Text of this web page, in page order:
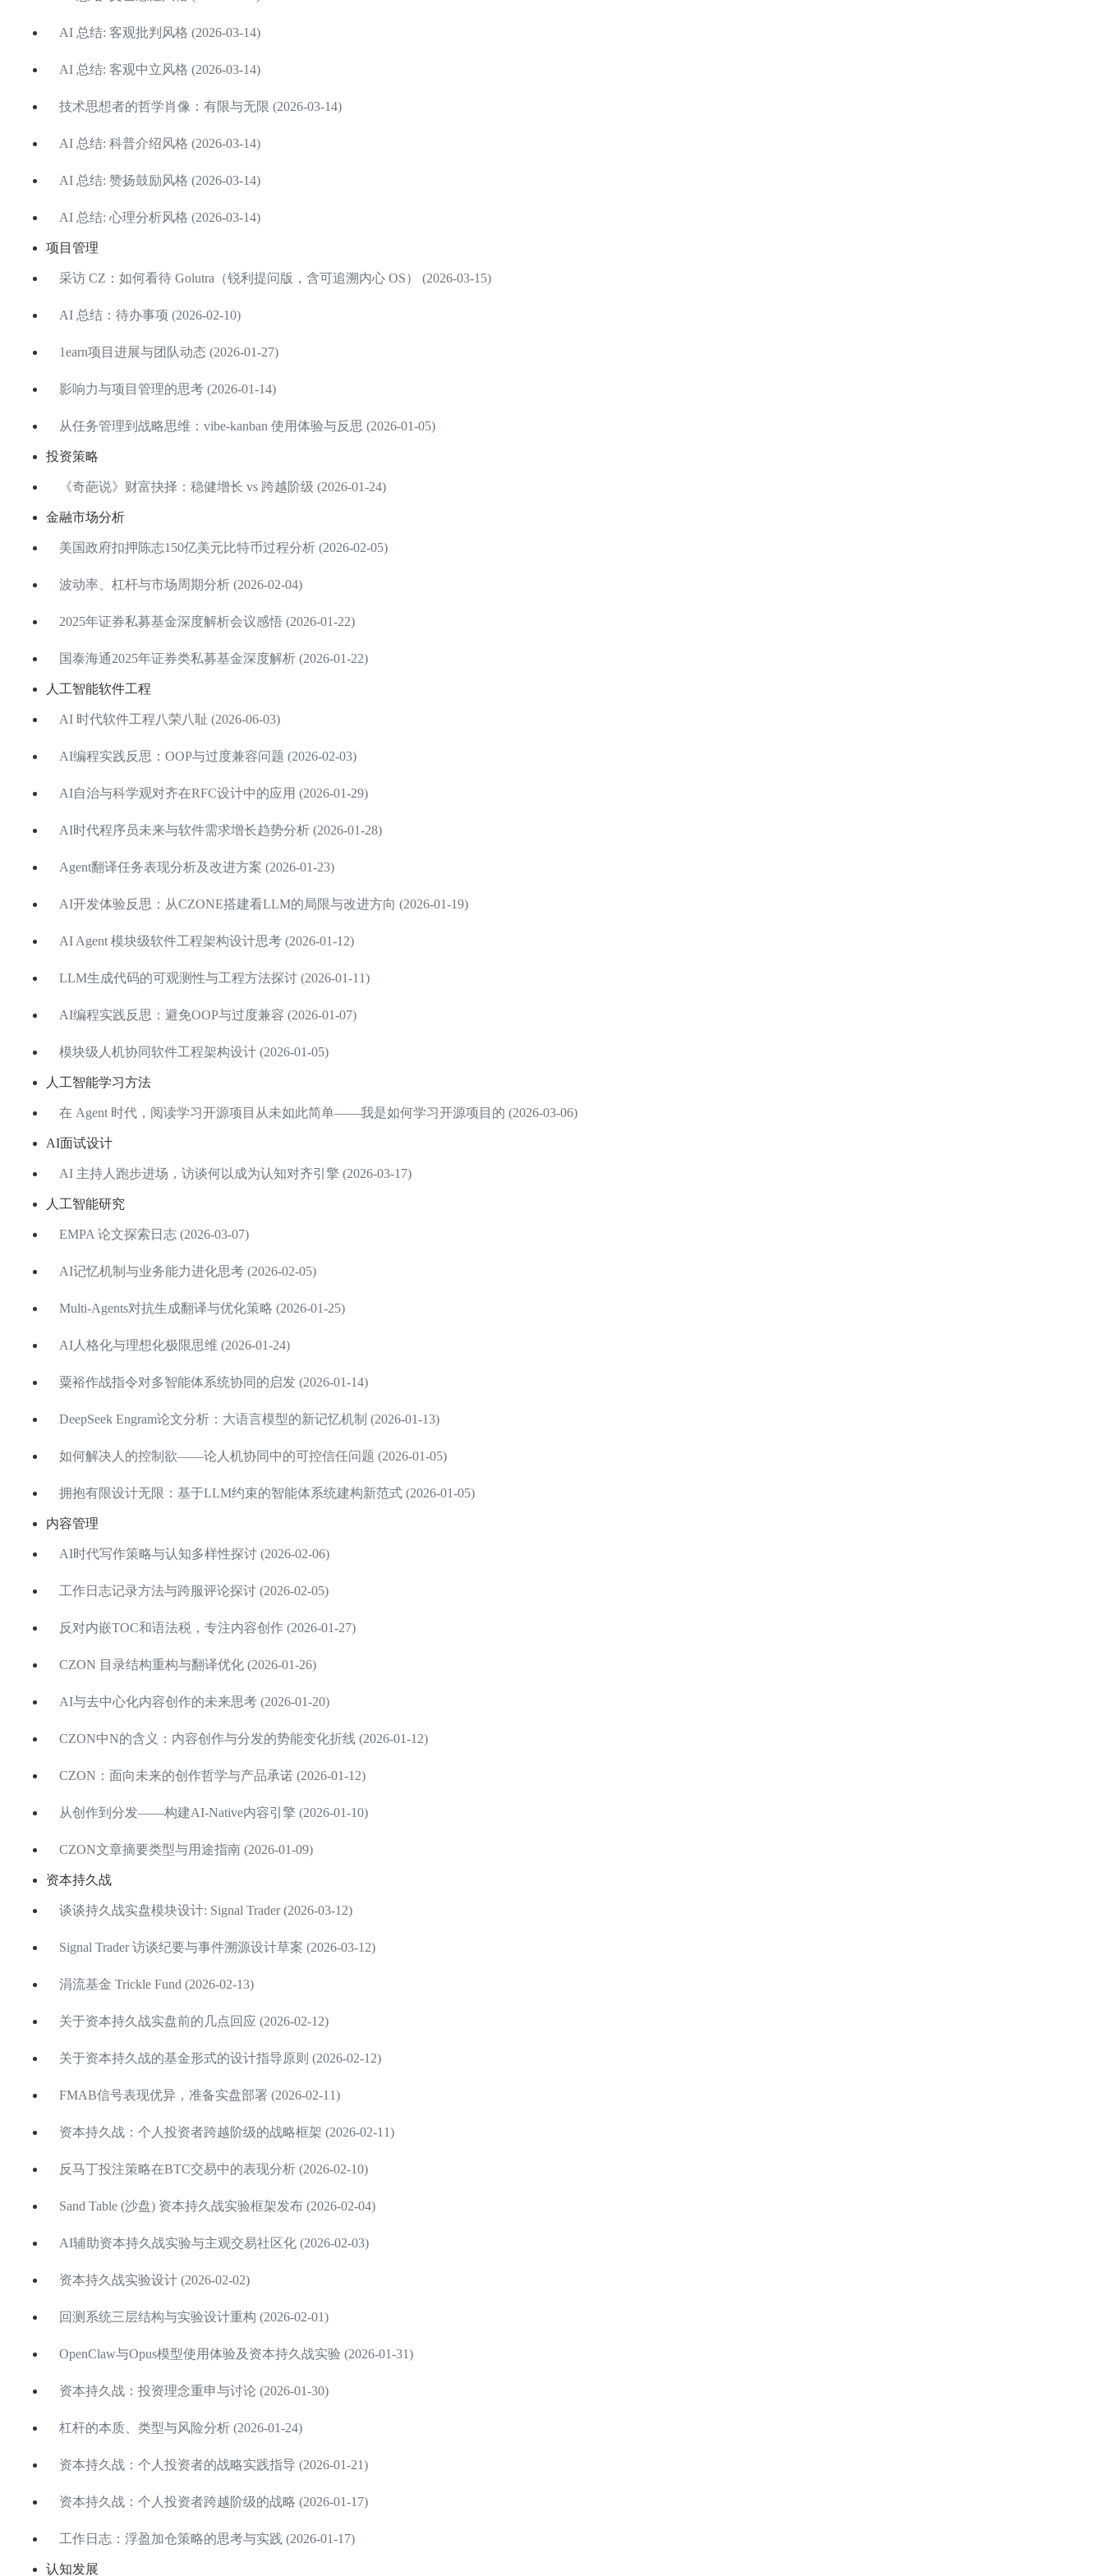
AI 总结: 客观批判风格 (2026-03-14)
AI 总结: 客观中立风格 (2026-03-14)
技术思想者的哲学肖像：有限与无限 (2026-03-14)
AI 总结: 科普介绍风格 (2026-03-14)
AI 总结: 赞扬鼓励风格 (2026-03-14)
AI 总结: 心理分析风格 (2026-03-14)
项目管理
采访 CZ：如何看待 Golutra（锐利提问版，含可追溯内心 OS） (2026-03-15)
AI 总结：待办事项 (2026-02-10)
1earn项目进展与团队动态 (2026-01-27)
影响力与项目管理的思考 (2026-01-14)
从任务管理到战略思维：vibe-kanban 使用体验与反思 (2026-01-05)
投资策略
《奇葩说》财富抉择：稳健增长 vs 跨越阶级 (2026-01-24)
金融市场分析
美国政府扣押陈志150亿美元比特币过程分析 (2026-02-05)
波动率、杠杆与市场周期分析 (2026-02-04)
2025年证券私募基金深度解析会议感悟 (2026-01-22)
国泰海通2025年证券类私募基金深度解析 (2026-01-22)
人工智能软件工程
AI 时代软件工程八荣八耻 (2026-06-03)
AI编程实践反思：OOP与过度兼容问题 (2026-02-03)
AI自治与科学观对齐在RFC设计中的应用 (2026-01-29)
AI时代程序员未来与软件需求增长趋势分析 (2026-01-28)
Agent翻译任务表现分析及改进方案 (2026-01-23)
AI开发体验反思：从CZONE搭建看LLM的局限与改进方向 (2026-01-19)
AI Agent 模块级软件工程架构设计思考 (2026-01-12)
LLM生成代码的可观测性与工程方法探讨 (2026-01-11)
AI编程实践反思：避免OOP与过度兼容 (2026-01-07)
模块级人机协同软件工程架构设计 (2026-01-05)
人工智能学习方法
在 Agent 时代，阅读学习开源项目从未如此简单——我是如何学习开源项目的 (2026-03-06)
AI面试设计
AI 主持人跑步进场，访谈何以成为认知对齐引擎 (2026-03-17)
人工智能研究
EMPA 论文探索日志 (2026-03-07)
AI记忆机制与业务能力进化思考 (2026-02-05)
Multi-Agents对抗生成翻译与优化策略 (2026-01-25)
AI人格化与理想化极限思维 (2026-01-24)
粟裕作战指令对多智能体系统协同的启发 (2026-01-14)
DeepSeek Engram论文分析：大语言模型的新记忆机制 (2026-01-13)
如何解决人的控制欲——论人机协同中的可控信任问题 (2026-01-05)
拥抱有限设计无限：基于LLM约束的智能体系统建构新范式 (2026-01-05)
内容管理
AI时代写作策略与认知多样性探讨 (2026-02-06)
工作日志记录方法与跨服评论探讨 (2026-02-05)
反对内嵌TOC和语法税，专注内容创作 (2026-01-27)
CZON 目录结构重构与翻译优化 (2026-01-26)
AI与去中心化内容创作的未来思考 (2026-01-20)
CZON中N的含义：内容创作与分发的势能变化折线 (2026-01-12)
CZON：面向未来的创作哲学与产品承诺 (2026-01-12)
从创作到分发——构建AI-Native内容引擎 (2026-01-10)
CZON文章摘要类型与用途指南 (2026-01-09)
资本持久战
谈谈持久战实盘模块设计: Signal Trader (2026-03-12)
Signal Trader 访谈纪要与事件溯源设计草案 (2026-03-12)
涓流基金 Trickle Fund (2026-02-13)
关于资本持久战实盘前的几点回应 (2026-02-12)
关于资本持久战的基金形式的设计指导原则 (2026-02-12)
FMAB信号表现优异，准备实盘部署 (2026-02-11)
资本持久战：个人投资者跨越阶级的战略框架 (2026-02-11)
反马丁投注策略在BTC交易中的表现分析 (2026-02-10)
Sand Table (沙盘) 资本持久战实验框架发布 (2026-02-04)
AI辅助资本持久战实验与主观交易社区化 (2026-02-03)
资本持久战实验设计 (2026-02-02)
回测系统三层结构与实验设计重构 (2026-02-01)
OpenClaw与Opus模型使用体验及资本持久战实验 (2026-01-31)
资本持久战：投资理念重申与讨论 (2026-01-30)
杠杆的本质、类型与风险分析 (2026-01-24)
资本持久战：个人投资者的战略实践指导 (2026-01-21)
资本持久战：个人投资者跨越阶级的战略 (2026-01-17)
工作日志：浮盈加仓策略的思考与实践 (2026-01-17)
认知发展